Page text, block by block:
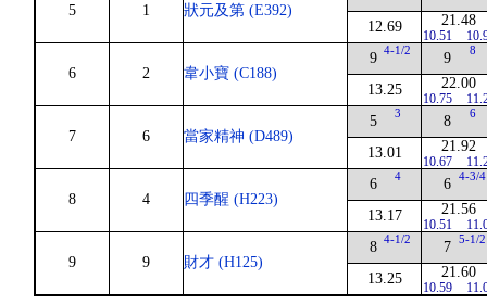
5 1 狀元及第 (E392)
12.69
21.48
10.51
6 2 韋小寶 (C188)
9 4-1/2
13.25
9 8
22.00
10.75
7 6 當家精神 (D489)
5 3
13.01
8 6
21.92
10.67
8 4 四季醒 (H223)
6 4
13.17
6 4-3/4
21.56
10.51
9 9 財才 (H125)
8 4-1/2
13.25
7 5-1/2
21.60
10.59